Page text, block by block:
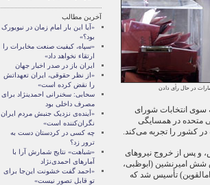
در حال رأی دادن
سوی انتخابات شورای
متحده در همسایگی
در کشور را تجربه می‌کند.
۳۷ سال پیش، و پس از خروج نیروهای
شش امیرنشین (ابوظبی،
تأسیس شد که
آخرین مطالب
«آیا این بار امام زمان در نیویورک
بود؟»
«سپاه، کیفیت صنعت مخابرات را
ارتقاء نخواهد داد»
ایران باز در صدر اخبار جهان
«از نظر حقوقی، ایران تعهداتش
را نقض کرده است»
سحابی: سخنرانی احمدی‏نژاد برای
مصرف داخلی بود
«آینده‌ی نزدیک جنبش مردم ایران
نگران‌کننده است»
چه کسی در کردستان دست به
ترور زد؟
«شباهت» نتایج شمارش آرا با
آمارهای احمدی‌نژاد
«احمد گفت خشونت این‌جا برای
تو قابل تصور نیست»